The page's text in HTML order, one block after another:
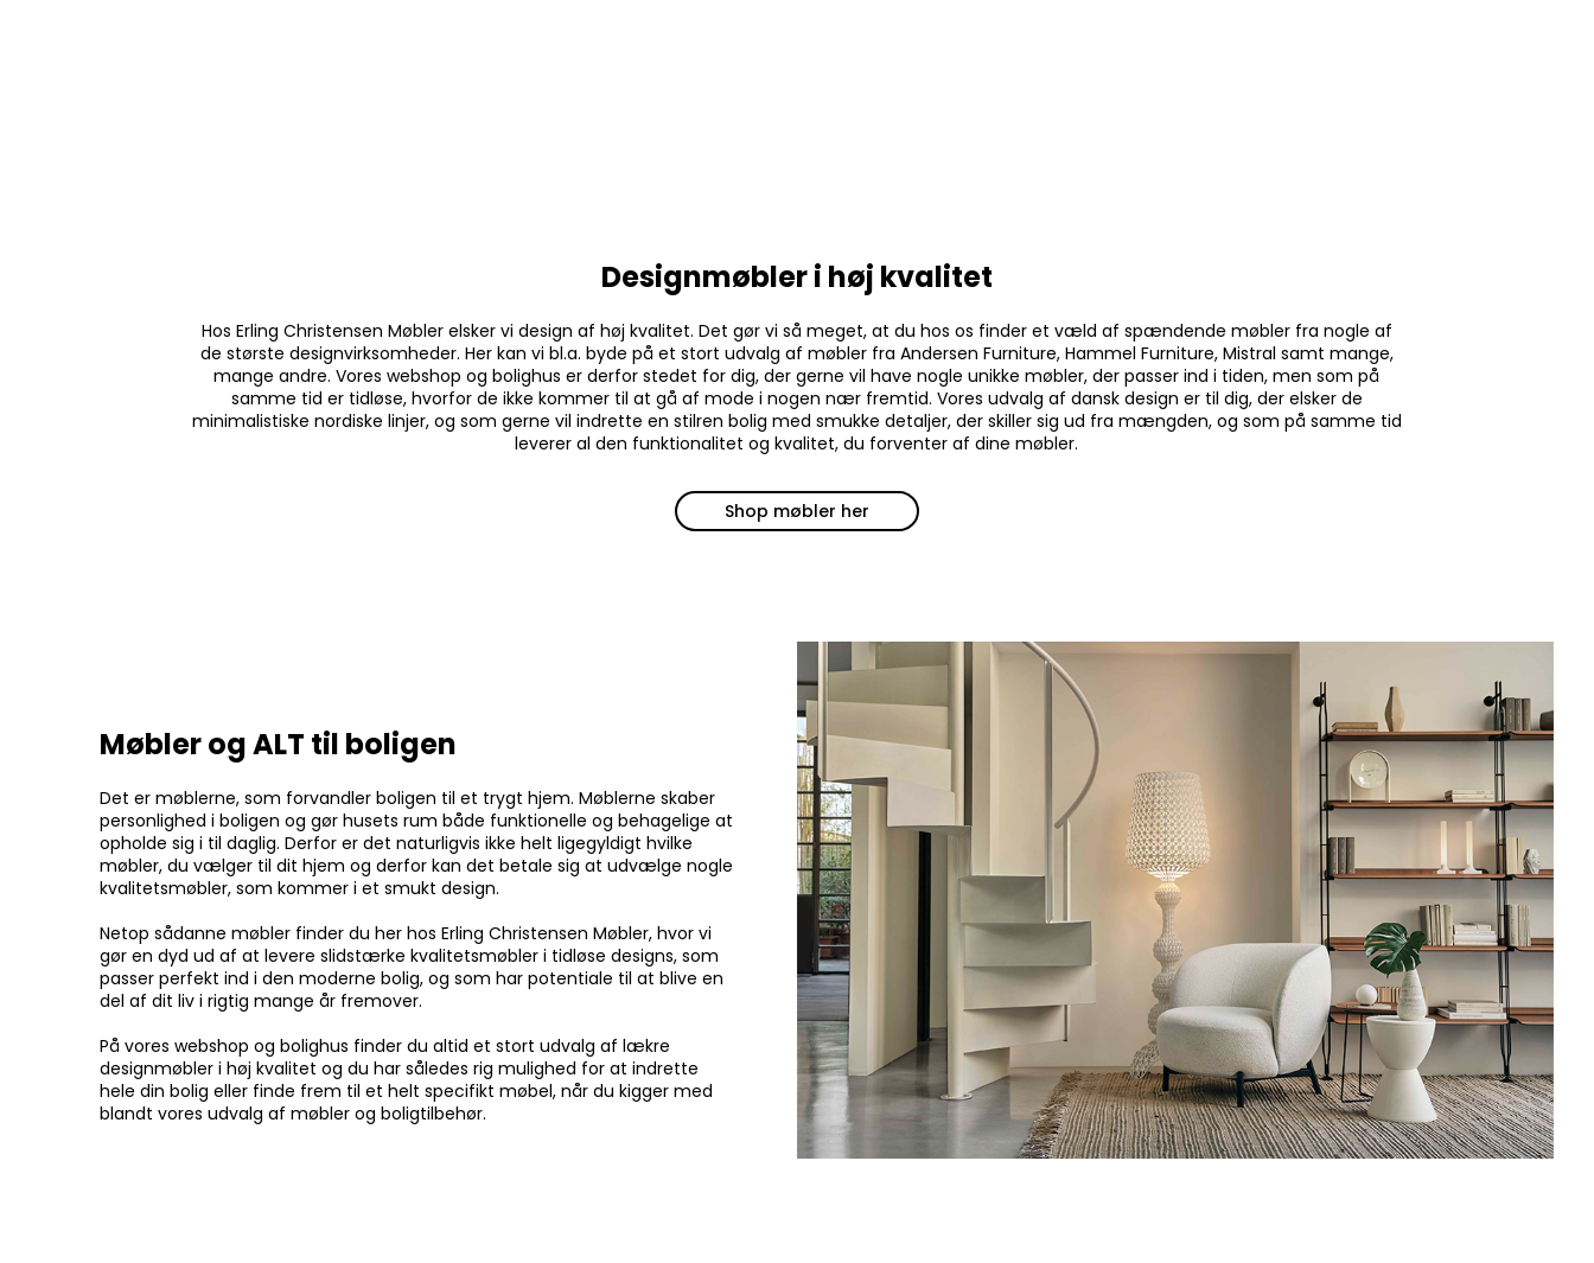
Designmøbler i høj kvalitet
Hos Erling Christensen Møbler elsker vi design af høj kvalitet. Det gør vi så meget, at du hos os finder et væld af spændende møbler fra nogle af
de største designvirksomheder. Her kan vi bl.a. byde på et stort udvalg af møbler fra Andersen Furniture, Hammel Furniture, Mistral samt mange,
mange andre. Vores webshop og bolighus er derfor stedet for dig, der gerne vil have nogle unikke møbler, der passer ind i tiden, men som på
samme tid er tidløse, hvorfor de ikke kommer til at gå af mode i nogen nær fremtid. Vores udvalg af dansk design er til dig, der elsker de
minimalistiske nordiske linjer, og som gerne vil indrette en stilren bolig med smukke detaljer, der skiller sig ud fra mængden, og som på samme tid
leverer al den funktionalitet og kvalitet, du forventer af dine møbler.
Shop møbler her
Møbler og ALT til boligen
Det er møblerne, som forvandler boligen til et trygt hjem. Møblerne skaber
personlighed i boligen og gør husets rum både funktionelle og behagelige at
opholde sig i til daglig. Derfor er det naturligvis ikke helt ligegyldigt hvilke
møbler, du vælger til dit hjem og derfor kan det betale sig at udvælge nogle
kvalitetsmøbler, som kommer i et smukt design.
Netop sådanne møbler finder du her hos Erling Christensen Møbler, hvor vi
gør en dyd ud af at levere slidstærke kvalitetsmøbler i tidløse designs, som
passer perfekt ind i den moderne bolig, og som har potentiale til at blive en
del af dit liv i rigtig mange år fremover.
På vores webshop og bolighus finder du altid et stort udvalg af lækre
designmøbler i høj kvalitet og du har således rig mulighed for at indrette
hele din bolig eller finde frem til et helt specifikt møbel, når du kigger med
blandt vores udvalg af møbler og boligtilbehør.